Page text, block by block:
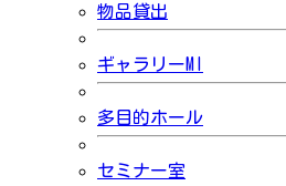
物品貸出
ギャラリーMI
多目的ホール
セミナー室